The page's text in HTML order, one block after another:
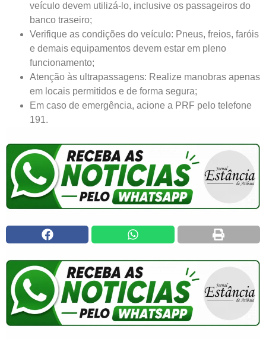
veículo devem utilizá-lo, inclusive os passageiros do
banco traseiro;
Verifique as condições do veículo: Pneus, freios, faróis
e demais equipamentos devem estar em pleno
funcionamento;
Atenção às ultrapassagens: Realize manobras apenas
em locais permitidos e de forma segura;
Em caso de emergência, acione a PRF pelo telefone
191.